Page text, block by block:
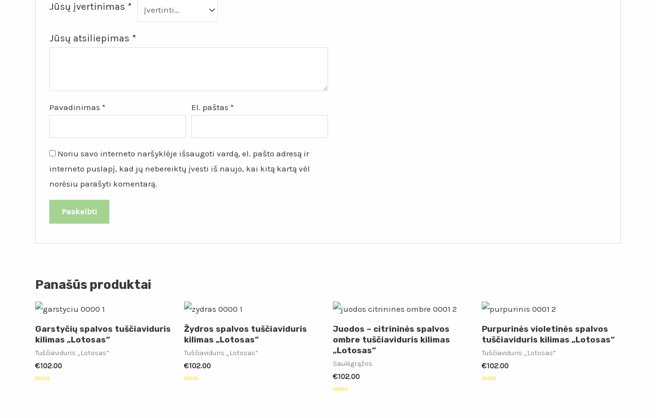
Jūsų įvertinimas *
Jūsų atsiliepimas *
Pavadinimas* El. paštas*
Noriu savo interneto naršyklėje išsaugoti vardą, el. pašto adresą ir
interneto puslapį, kad jų nebereiktų įvesti iš naujo, kai kitą kartą vėl
norėsiu parašyti komentarą.
Panašūs produktai
Garstyčių spalvos tuščiaviduris
kilimas „Lotosas“
Tuščiaviduris „Lotosas“
€102.00
Žydros spalvos tuščiaviduris
kilimas „Lotosas“
Tuščiaviduris „Lotosas“
€102.00
Juodos – citrininės spalvos
ombre tuščiaviduris kilimas
„Lotosas“
Saulėgrąžos
€102.00
Purpurinės violetinės spalvos
tuščiaviduris kilimas „Lotosas“
Tuščiaviduris „Lotosas“
€102.00